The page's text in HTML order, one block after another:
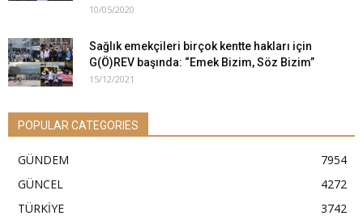
10/05/2020
Sağlık emekçileri birçok kentte hakları için
G(Ö)REV başında: “Emek Bizim, Söz Bizim”
15/12/2021
POPULAR CATEGORIES
GÜNDEM
7954
GÜNCEL
4272
TÜRKİYE
3742